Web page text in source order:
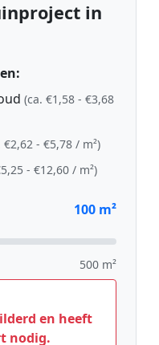
in
(ca. €1,58 - €3,68
€2,62 - €5,78 / m²)
- €12,60 / m²)
100 m²
500 m²
en heeft
nodig.